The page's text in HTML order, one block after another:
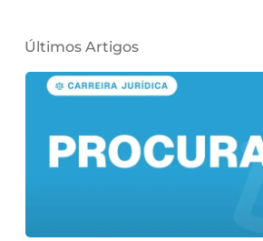
Últimos Artigos